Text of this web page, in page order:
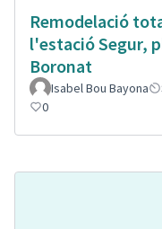
Remodelació
l'estació Segur,
Boronat
Isabel Bou Bayona
0